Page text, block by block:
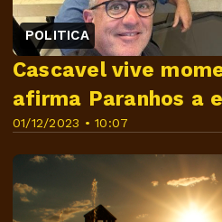
POLITICA
01/12/2023 • 10:07
Cascavel vive
afirma Paranhos a